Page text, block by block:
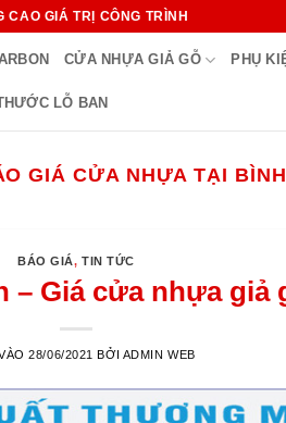
CAO GIÁ TRỊ CÔNG TRÌNH
CỬA NHỰA GIẢ GỖ PHỤ
LỖ BAN
GIÁ CỬA NHỰA TẠI
BÁO GIÁ,TIN TỨC
– Giá cửa nhựa giả
28/06/2021 BỞI ADMIN WEB